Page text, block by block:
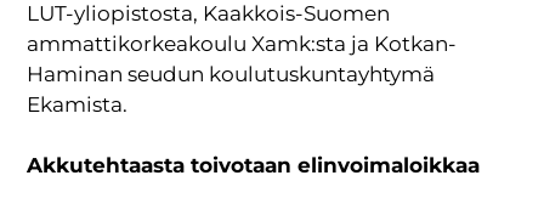
LUT-yliopistosta, Kaakkois-Suomen
ammattikorkeakoulu Xamk:sta ja Kotkan-
Haminan seudun koulutuskuntayhtymä
Ekamista.
Akkutehtaasta toivotaan elinvoimaloikkaa